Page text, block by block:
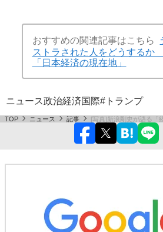
おすすめの関連記事はこちら
ストラされた人をどうするか
「日本経済の現在地」
ニュース政治経済国際#トランプ
TOP ニュース 記事 [写真]新浪剛史が語る